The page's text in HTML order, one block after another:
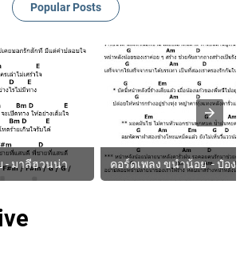
Popular Posts
- มาลีฮวนน่า